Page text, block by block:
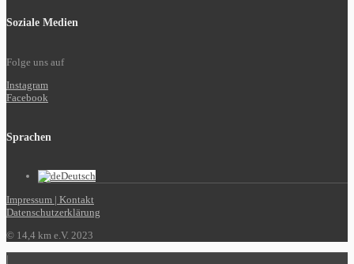
Soziale Medien
Folge uns auf
Instagram
Facebook
Sprachen
Deutsch
Impressum | Kontakt
Datenschutzerklärung
© 14,4 km e.V. 2023
|